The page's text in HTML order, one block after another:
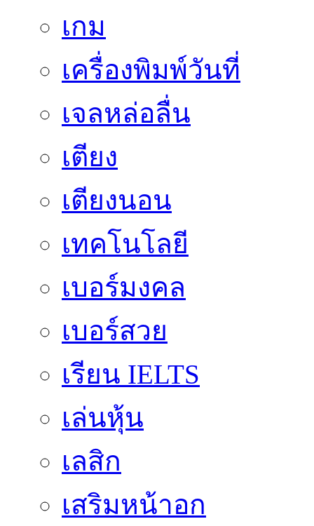
เกม
เครื่องพิมพ์วันที่
เจลหล่อลื่น
เตียง
เตียงนอน
เทคโนโลยี
เบอร์มงคล
เบอร์สวย
เรียน IELTS
เล่นหุ้น
เลสิก
เสริมหน้าอก